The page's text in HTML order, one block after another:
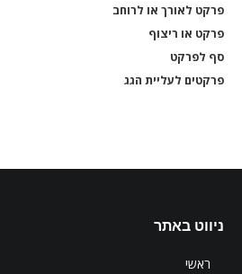
פרקט לאורך או לרוחב
פרקט או ריצוף
סף לפרקט
פרקטים לעליית הגג
ניווט באתר
ראשי